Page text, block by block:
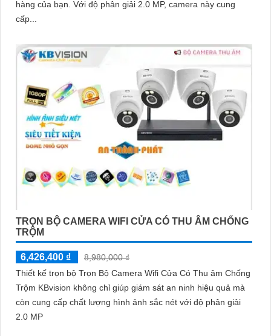
hàng của bạn. Với độ phân giải 2.0 MP, camera này cung
cấp...
TRỌN BỘ CAMERA WIFI CỬA CÓ THU ÂM CHỐNG
TRỘM
6,426,400 ₫
8,980,000 ₫
Thiết kế trọn bộ Trọn Bộ Camera Wifi Cửa Có Thu âm Chống
Trộm KBvision không chỉ giúp giám sát an ninh hiệu quả mà
còn cung cấp chất lượng hình ảnh sắc nét với độ phân giải
2.0 MP